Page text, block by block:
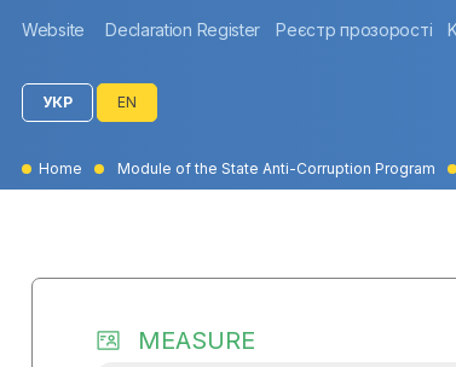
Website Declaration Register Реєстр прозорості
УКР EN
Home Module of the State Anti-Corruption Program
MEASURE